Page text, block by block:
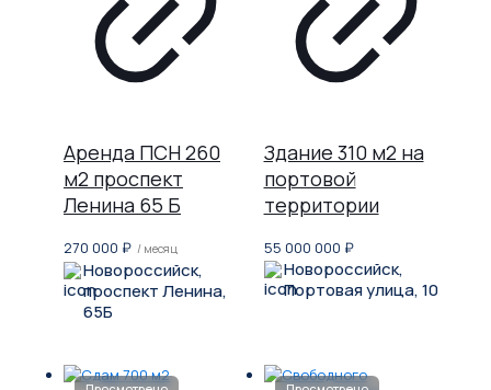
Аренда ПСН 260
м2 проспект
Ленина 65 Б
270 000 ₽ / месяц
Новороссийск,
проспект Ленина,
65Б
Здание 310 м2 на
портовой
территории
55 000 000 ₽
Новороссийск,
Портовая улица, 10